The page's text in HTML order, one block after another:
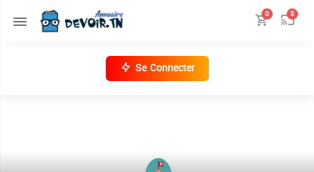
0 5
Se Connecter